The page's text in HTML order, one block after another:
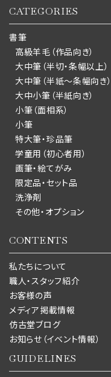
CATEGORIES
書筆
高級羊毛（作品向き）
大中筆（半切・条幅以上）
大中筆（半紙～条幅向き）
大中小筆（半紙向き）
小筆（面相系）
小筆
特大筆・珍品筆
学童用（初心者用）
画筆・絵てがみ
限定品・セット品
洗浄剤
その他・オプション
CONTENTS
私たちについて
職人・スタッフ紹介
お客様の声
メディア掲載情報
仿古堂ブログ
お知らせ（イベント情報）
GUIDELINES